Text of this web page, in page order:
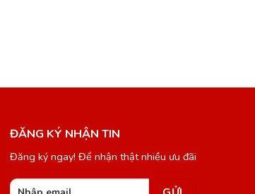
ĐĂNG KÝ NHẬN TIN
Đăng ký ngay! Để nhận thật nhiều ưu đãi